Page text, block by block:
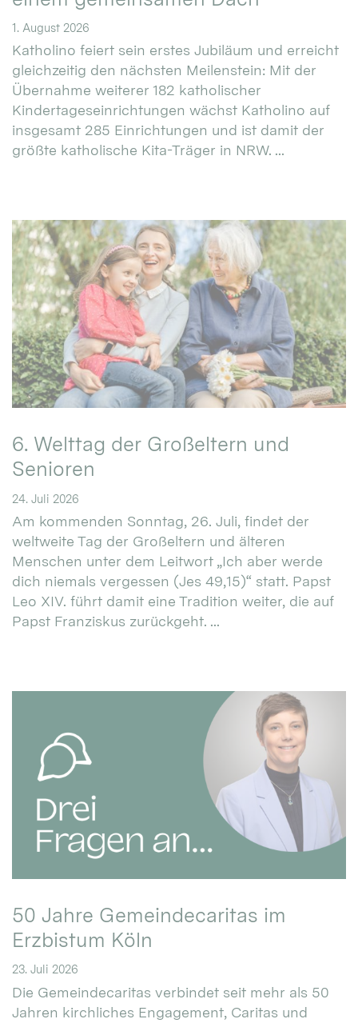
1. August 2026
Katholino feiert sein erstes Jubiläum und erreicht
gleichzeitig den nächsten Meilenstein: Mit der
Übernahme weiterer 182 katholischer
Kindertageseinrichtungen wächst Katholino auf
insgesamt 285 Einrichtungen und ist damit der
größte katholische Kita-Träger in NRW. ...
6. Welttag der Großeltern und
Senioren
24. Juli 2026
Am kommenden Sonntag, 26. Juli, findet der
weltweite Tag der Großeltern und älteren
Menschen unter dem Leitwort „Ich aber werde
dich niemals vergessen (Jes 49,15)“ statt. Papst
Leo XIV. führt damit eine Tradition weiter, die auf
Papst Franziskus zurückgeht. ...
50 Jahre Gemeindecaritas im
Erzbistum Köln
23. Juli 2026
Die Gemeindecaritas verbindet seit mehr als 50
Jahren kirchliches Engagement, Caritas und